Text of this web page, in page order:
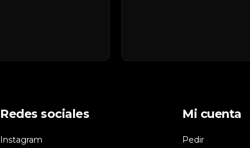
Redes sociales
Instagram
Mi cuenta
Pedir